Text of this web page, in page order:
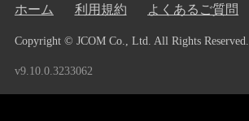
ホーム 利用規約 よくあるご質問
Copyright © JCOM Co., Ltd. All Rights Reserved.
v9.10.0.3233062